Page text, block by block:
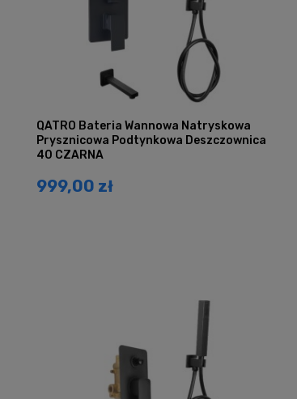
QATRO Bateria Wannowa Natryskowa
Prysznicowa Podtynkowa Deszczownica
40 CZARNA
999,00 zł